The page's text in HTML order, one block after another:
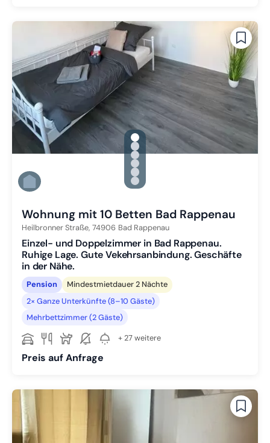
gallery.slide_selector
Zu Slide 1 wechseln
Zu Slide 2 wechseln
Zu Slide 3 wechseln
Zu Slide 4 wechseln
Zu Slide 5 wechseln
Zu Slide 6 wechseln
Wohnung mit 10 Betten Bad Rappenau
Heilbronner Straße, 74906 Bad Rappenau
Einzel- und Doppelzimmer in Bad Rappenau.
Ruhige Lage. Gute Vekehrsanbindung. Geschäfte
in der Nähe.
Pension
Mindestmietdauer 2 Nächte
2× Ganze Unterkünfte (8–10 Gäste)
Mehrbettzimmer (2 Gäste)
+ 27 weitere
Preis auf Anfrage